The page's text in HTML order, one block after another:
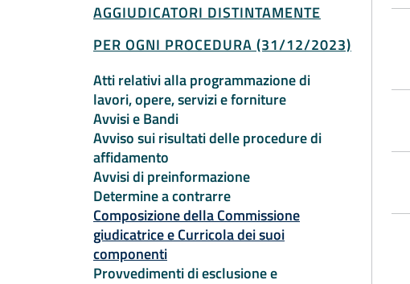
AGGIUDICATORI DISTINTAMENTE
PER OGNI PROCEDURA (31/12/2023)
Atti relativi alla programmazione di
lavori, opere, servizi e forniture
Avvisi e Bandi
Avviso sui risultati delle procedure di
affidamento
Avvisi di preinformazione
Determine a contrarre
Composizione della Commissione
giudicatrice e Curricola dei suoi
componenti
Provvedimenti di esclusione e